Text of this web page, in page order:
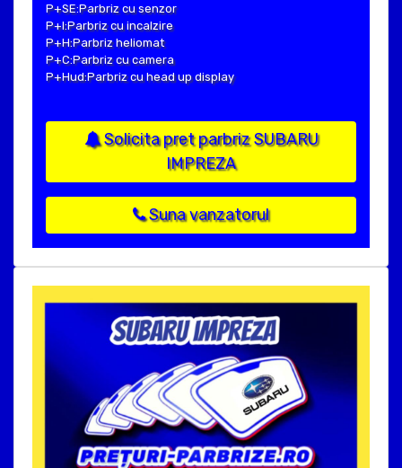
P+SE:Parbriz cu senzor
P+I:Parbriz cu incalzire
P+H:Parbriz heliomat
P+C:Parbriz cu camera
P+Hud:Parbriz cu head up display
Solicita pret parbriz SUBARU
IMPREZA
Suna vanzatorul